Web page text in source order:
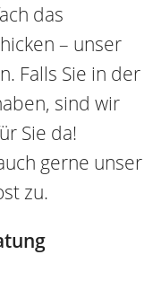
das
– unser
Falls Sie in der
sind wir
Sie da!
gerne unser
zu.